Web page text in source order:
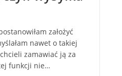
założyć
nawet o takiej
zamawiać ją za
funkcji nie…